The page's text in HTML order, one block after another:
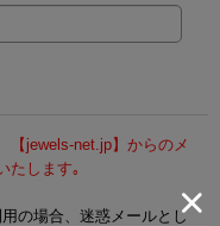
【jewels-net.jp】からのメ
たします｡
の場合、迷惑メールとし